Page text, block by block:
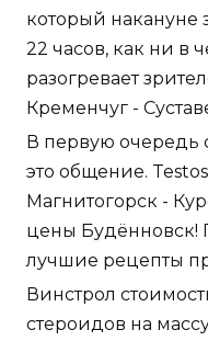
который накануне
22 часов, как ни в
разогревает
Кременчуг -
В первую очередь
это общение.
Магнитогорск -
цены Будённовск!
лучшие рецепты
Винстрол
стероидов на